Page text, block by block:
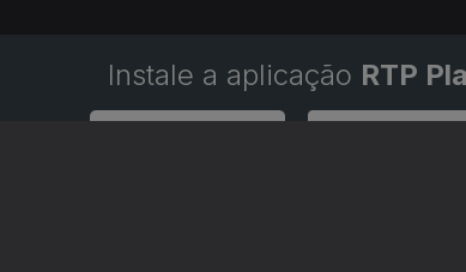
Instale a aplicação RTP